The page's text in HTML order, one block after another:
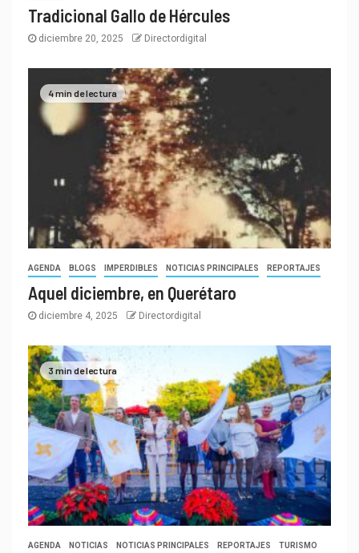
Tradicional Gallo de Hércules
diciembre 20, 2025 Directordigital
4 min de lectura
AGENDA BLOGS IMPERDIBLES NOTICIAS PRINCIPALES REPORTAJES
Aquel diciembre, en Querétaro
diciembre 4, 2025 Directordigital
3 min de lectura
AGENDA NOTICIAS NOTICIAS PRINCIPALES REPORTAJES TURISMO